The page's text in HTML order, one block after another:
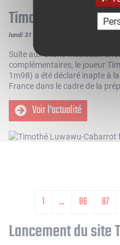
Timothé Luwawu-
lundi 31 juillet 2017 à 16:01
Suite aux bilans médicaux
complémentaires, le joueur
1m98) a été déclaré inapte à
France dans le cadre de la
Voir l'actualité
1 ... 86 87
Lancement du site